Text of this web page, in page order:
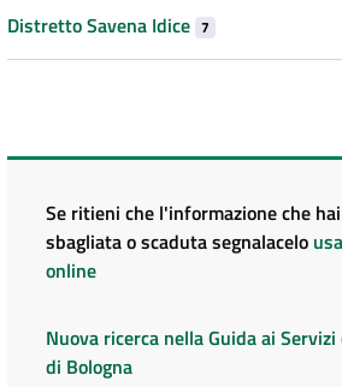
Distretto Savena Idice 7
Se ritieni che l'informazione che
sbagliata o scaduta segnalacelo
online
Nuova ricerca nella Guida ai
di Bologna